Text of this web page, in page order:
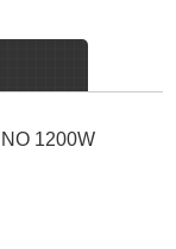
HJA3660,
LAM3206,
1200W